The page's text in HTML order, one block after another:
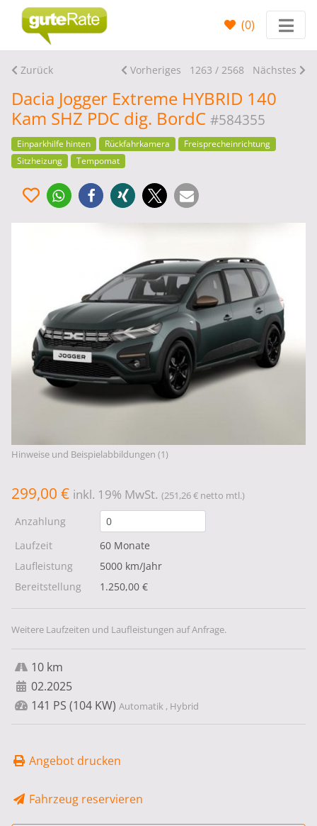
(0)
Zurück Vorheriges 1263 / 2568 Nächstes
Dacia Jogger Extreme HYBRID 140
Kam SHZ PDC dig. BordC #584355
Einparkhilfe hinten Rückfahrkamera
Freisprecheinrichtung
Sitzheizung
Tempomat
Hinweise und Beispielabbildungen (1)
299,00 € inkl. 19% MwSt. (251,26 € netto mtl.)
Anzahlung
Laufzeit
60 Monate
Laufleistung
5000 km/Jahr
Bereitstellung
1.250,00 €
Weitere Laufzeiten und Laufleistungen auf Anfrage.
10 km
02.2025
141 PS (104 KW) Automatik , Hybrid
Angebot drucken
Fahrzeug reservieren